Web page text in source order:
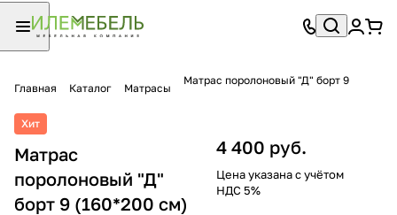
Главная Каталог Матрасы
Матрас поролоновый "Д" борт 9
Хит
Матрас
поролоновый "Д"
борт 9 (160*200 см)
4 400 руб.
Цена указана с учётом
НДС 5%